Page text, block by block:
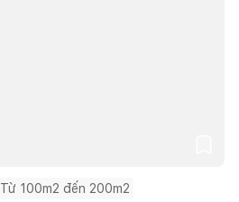
Từ 100m2 đến 200m2